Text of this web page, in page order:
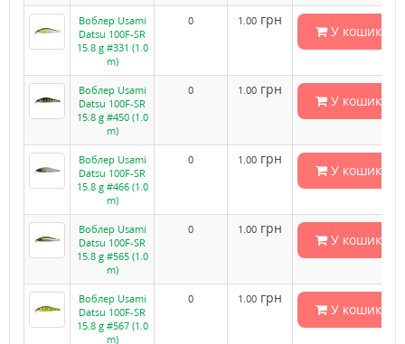
Воблер Usami
Datsu 100F-SR
15.8 g #331 (1.0
m)
0 1.00 грн
У кошик
Воблер Usami
Datsu 100F-SR
15.8 g #450 (1.0
m)
0 1.00 грн
У кошик
Воблер Usami
Datsu 100F-SR
15.8 g #466 (1.0
m)
0 1.00 грн
У кошик
Воблер Usami
Datsu 100F-SR
15.8 g #565 (1.0
m)
0 1.00 грн
У кошик
Воблер Usami
Datsu 100F-SR
15.8 g #567 (1.0
m)
0 1.00 грн
У кошик